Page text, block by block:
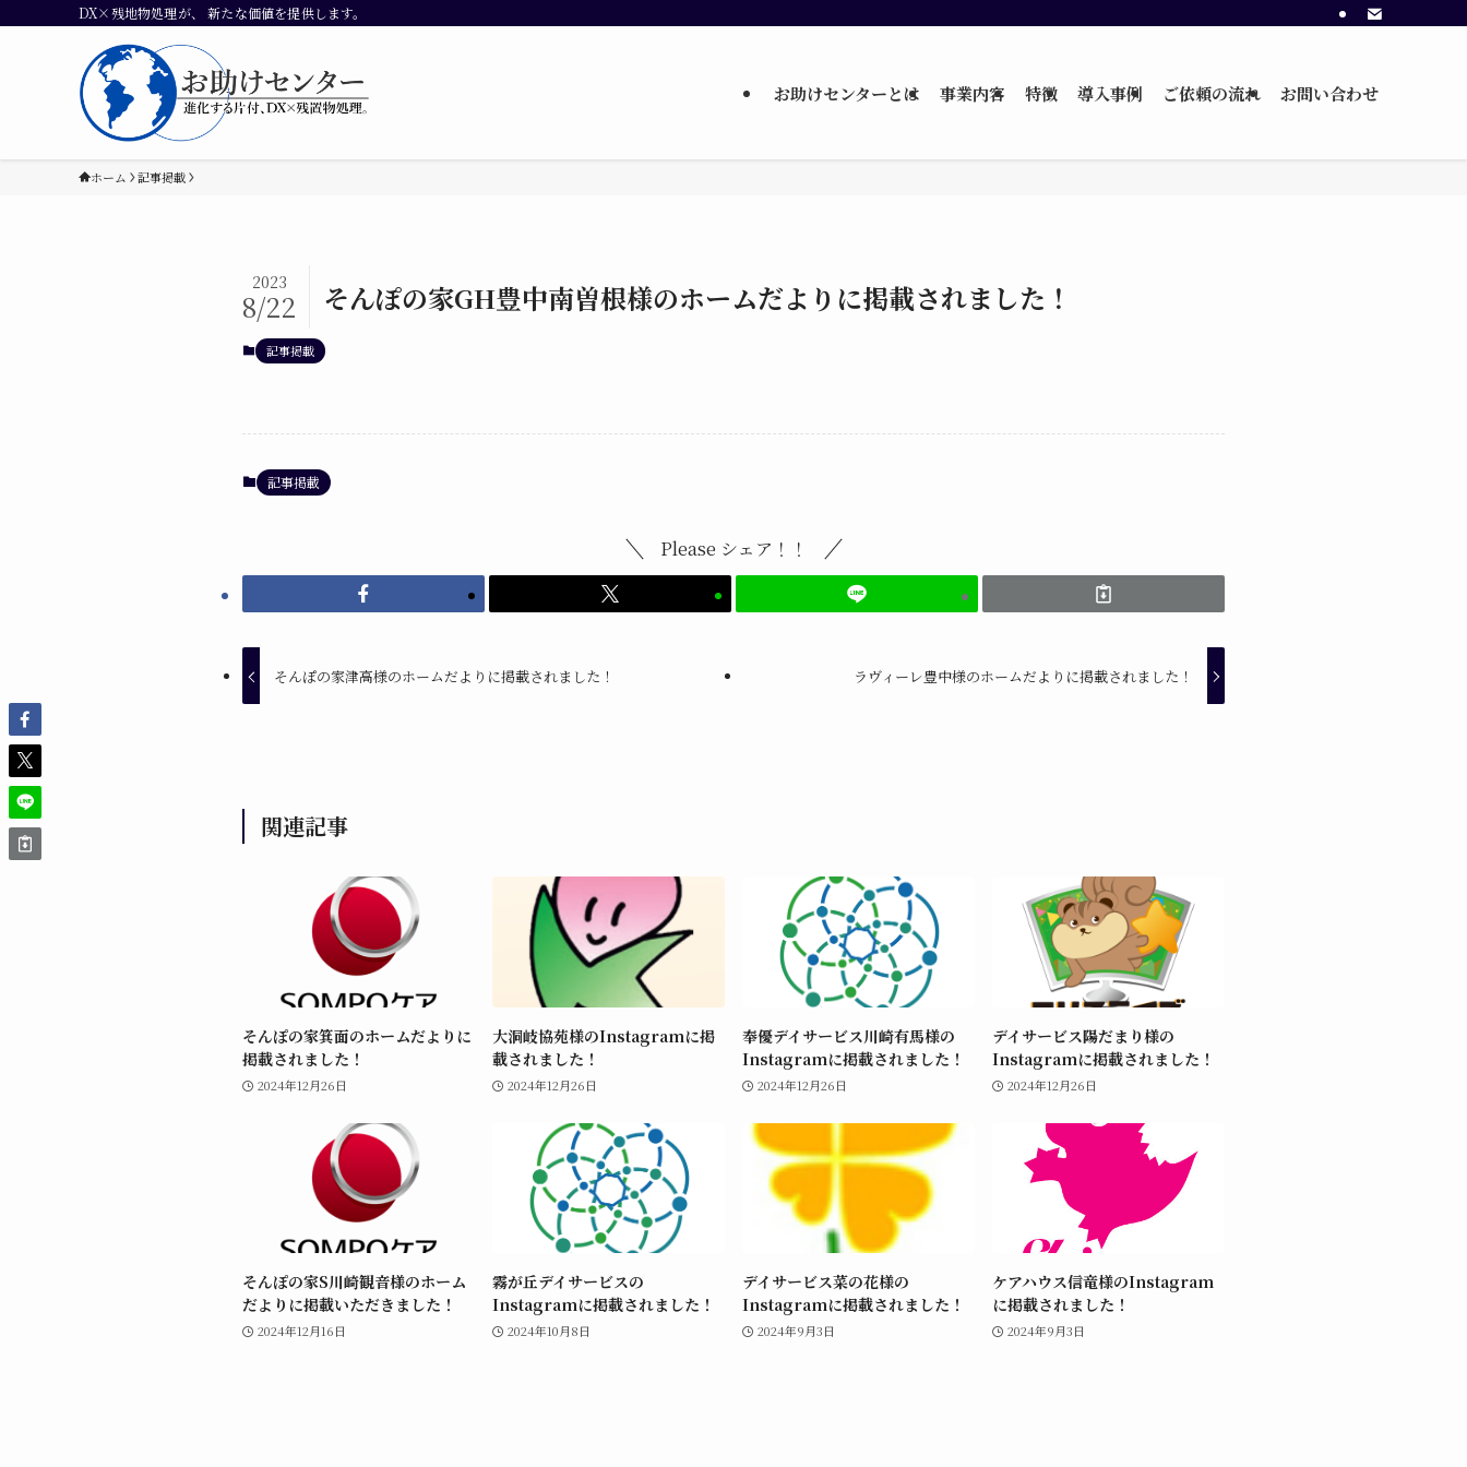
DX×残地物処理が、 新たな価値を提供します。
お助けセンターとは 事業内容 特徴 導入事例 ご依頼の流れ お問い合わせ
ホーム 記事掲載
そんぽの家GH豊中南曽根様のホームだよりに掲載されました！
2023
8/22
記事掲載
記事掲載
Please シェア！！
そんぽの家津高様のホームだよりに掲載されました！ ラヴィーレ豊中様のホームだよりに掲載されました！
関連記事
そんぽの家箕面のホームだよりに
掲載されました！
2024年12月26日
大洞岐協苑様のInstagramに掲
載されました！
2024年12月26日
奉優デイサービス川崎有馬様の
Instagramに掲載されました！
2024年12月26日
デイサービス陽だまり様の
Instagramに掲載されました！
2024年12月26日
そんぽの家S川崎観音様のホーム
だよりに掲載いただきました！
2024年12月16日
霧が丘デイサービスの
Instagramに掲載されました！
2024年10月8日
デイサービス菜の花様の
Instagramに掲載されました！
2024年9月3日
ケアハウス信竜様のInstagram
に掲載されました！
2024年9月3日